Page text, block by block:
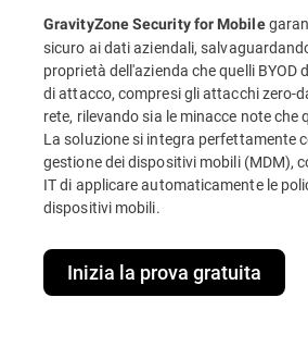
GravityZone Security for Mobile
sicuro ai dati aziendali,
proprietà dell'azienda che quelli BYOD
di attacco, compresi gli attacchi zero-
rete, rilevando sia le minacce note che
La soluzione si integra perfettamente
gestione dei dispositivi mobili (MDM),
IT di applicare automaticamente le
dispositivi mobili.
Inizia la prova gratuita